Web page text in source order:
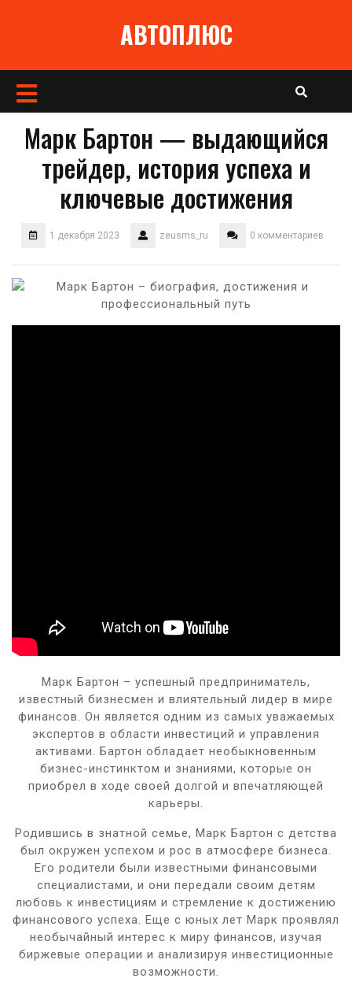
АВТОПЛЮС
Кнопка
Открыть
Марк Бартон — выдающийся
трейдер, история успеха и
ключевые достижения
1 декабря 2023 zeusms_ru 0 комментариев
Марк Бартон – успешный предприниматель,
известный бизнесмен и влиятельный лидер в мире
финансов. Он является одним из самых уважаемых
экспертов в области инвестиций и управления
активами. Бартон обладает необыкновенным
бизнес-инстинктом и знаниями, которые он
приобрел в ходе своей долгой и впечатляющей
карьеры.
Родившись в знатной семье, Марк Бартон с детства
был окружен успехом и рос в атмосфере бизнеса.
Его родители были известными финансовыми
специалистами, и они передали своим детям
любовь к инвестициям и стремление к достижению
финансового успеха. Еще с юных лет Марк проявлял
необычайный интерес к миру финансов, изучая
биржевые операции и анализируя инвестиционные
возможности.